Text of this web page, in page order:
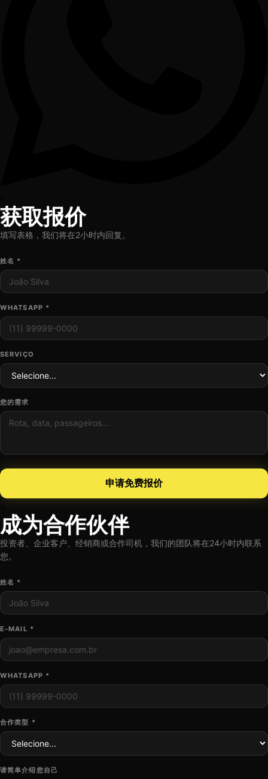
获取报价
填写表格，我们将在2小时内回复。
姓名 *
WHATSAPP *
SERVIÇO
您的需求
申请免费报价
成为合作伙伴
投资者、企业客户、经销商或合作司机，我们的团队将在24小时内联系
您。
姓名 *
E-MAIL *
WHATSAPP *
合作类型 *
请简单介绍您自己